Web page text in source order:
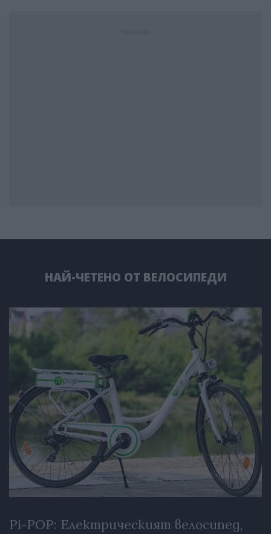
НАЙ-ЧЕТЕНО ОТ ВЕЛОСИПЕДИ
Pi-POP: Електрическият велосипед,